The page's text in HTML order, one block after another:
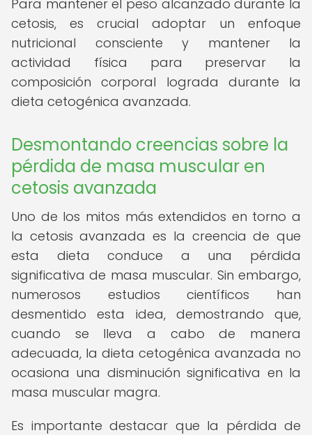
Para mantener el peso alcanzado durante la
cetosis, es crucial adoptar un enfoque
nutricional consciente y mantener la
actividad física para preservar la
composición corporal lograda durante la
dieta cetogénica avanzada.
Desmontando creencias sobre la
pérdida de masa muscular en
cetosis avanzada
Uno de los mitos más extendidos en torno a
la cetosis avanzada es la creencia de que
esta dieta conduce a una pérdida
significativa de masa muscular. Sin embargo,
numerosos estudios científicos han
desmentido esta idea, demostrando que,
cuando se lleva a cabo de manera
adecuada, la dieta cetogénica avanzada no
ocasiona una disminución significativa en la
masa muscular magra.
Es importante destacar que la pérdida de